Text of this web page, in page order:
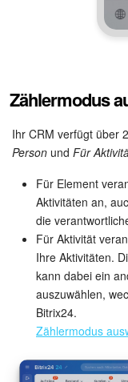
Zählermodus
Ihr CRM verfügt über
Person und Für
Für Element
Aktivitäten an,
die
Für Aktivität
Ihre Aktivitäten.
kann dabei ein
auszuwählen,
Bitrix24.
Zählermodus